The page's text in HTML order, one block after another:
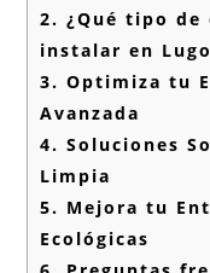
2. ¿Qué tipo de
instalar en
3. Optimiza tu
Avanzada
4. Soluciones
Limpia
5. Mejora tu
Ecológicas